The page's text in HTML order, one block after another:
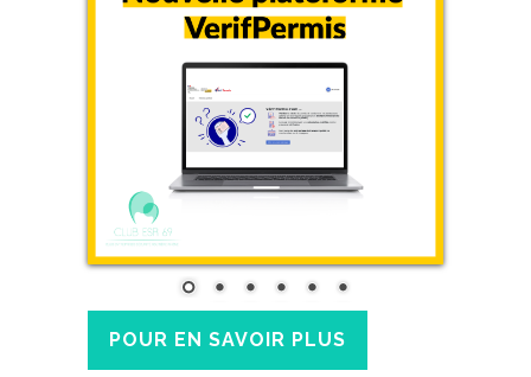
POUR EN SAVOIR PLUS